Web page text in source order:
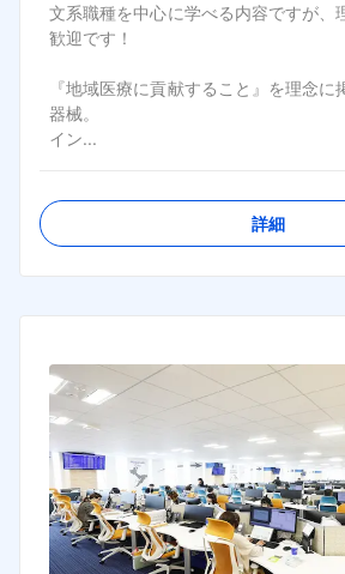
文系職種を中心に学べる内容ですが、
歓迎です！
『地域医療に貢献すること』を理念
器械。
イン...
詳細